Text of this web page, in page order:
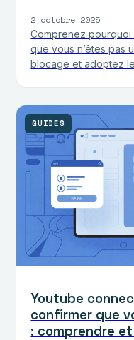
2 octobre 2025
Comprenez
que vous n’êtes pas
blocage et adoptez
GUIDES
Youtube
confirmer que
: comprendre